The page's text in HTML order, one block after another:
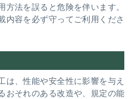
法を誤ると危険を伴います。
内容を必ず守ってご利用くださ
は、性能や安全性に影響を与え
おそれのある改造や、規定の能